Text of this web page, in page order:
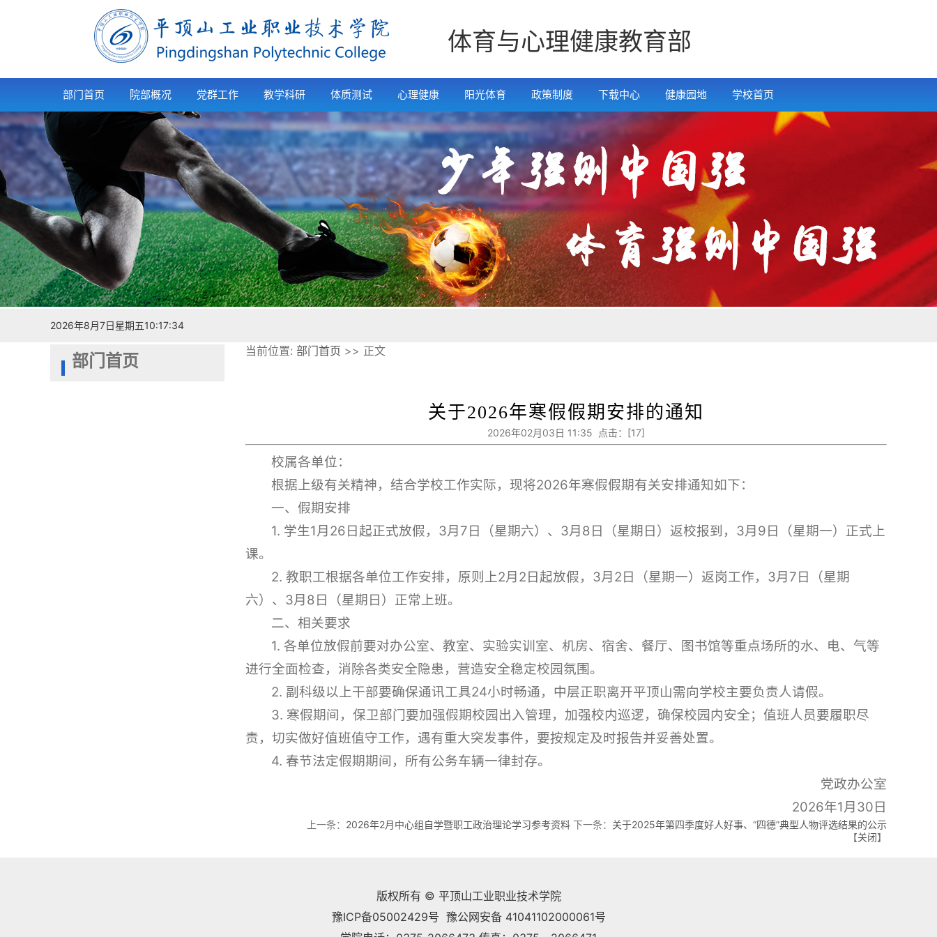
体育与心理健康教育部
部门首页 院部概况 党群工作 教学科研 体质测试 心理健康 阳光体育 政策制度 下载中心 健康园地 学校首页
2026年8月7日星期五10:17:34
部门首页 当前位置: 部门首页 >> 正文
关于2026年寒假假期安排的通知
2026年02月03日 11:35 点击：[17]
校属各单位：
根据上级有关精神，结合学校工作实际，现将2026年寒假假期有关安排通知如下：
一、假期安排
1. 学生1月26日起正式放假，3月7日（星期六）、3月8日（星期日）返校报到，3月9日（星期一）正式上
课。
2. 教职工根据各单位工作安排，原则上2月2日起放假，3月2日（星期一）返岗工作，3月7日（星期
六）、3月8日（星期日）正常上班。
二、相关要求
1. 各单位放假前要对办公室、教室、实验实训室、机房、宿舍、餐厅、图书馆等重点场所的水、电、气等
进行全面检查，消除各类安全隐患，营造安全稳定校园氛围。
2. 副科级以上干部要确保通讯工具24小时畅通，中层正职离开平顶山需向学校主要负责人请假。
3. 寒假期间，保卫部门要加强假期校园出入管理，加强校内巡逻，确保校园内安全；值班人员要履职尽
责，切实做好值班值守工作，遇有重大突发事件，要按规定及时报告并妥善处置。
4. 春节法定假期期间，所有公务车辆一律封存。
党政办公室
2026年1月30日
上一条： 2026年2月中心组自学暨职工政治理论学习参考资料 下一条： 关于2025年第四季度好人好事、“四德”典型人物评选结果的公示
【关闭】
版权所有 © 平顶山工业职业技术学院
豫ICP备05002429号 豫公网安备 41041102000061号